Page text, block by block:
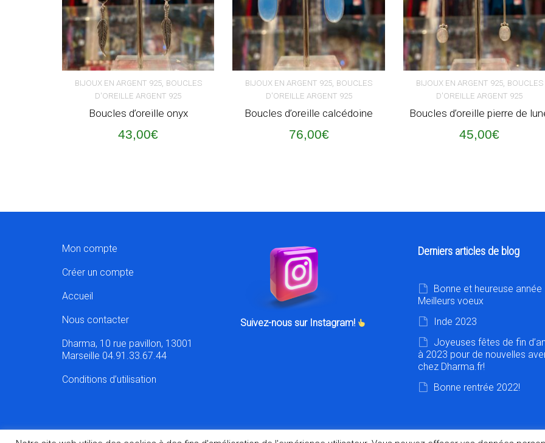
BIJOUX EN ARGENT 925, BOUCLES
D'OREILLE ARGENT 925
Boucles d’oreille onyx
43,00€
BIJOUX EN ARGENT 925, BOUCLES
D'OREILLE ARGENT 925
Boucles d’oreille calcédoine
76,00€
BIJOUX EN ARGENT 925, BOUCLES
D'OREILLE ARGENT 925
Boucles d’oreille pierre de
45,00€
Mon compte
Créer un compte
Accueil
Nous contacter
Dharma, 10 rue pavillon, 13001
Marseille 04.91.33.67.44
Conditions d’utilisation
Suivez-nous sur Instagram!
Derniers articles de blog
Bonne et heureuse année
Meilleurs voeux
Inde 2023
Joyeuses fêtes de fin
à 2023 pour de nouvelles
chez Dharma.fr!
Bonne rentrée 2022!